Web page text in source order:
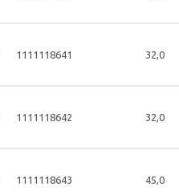
1111118641 32,0
1111118642 32,0
1111118643 45,0